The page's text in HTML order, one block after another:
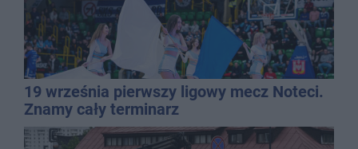
19 września pierwszy ligowy mecz Noteci.
Znamy cały terminarz